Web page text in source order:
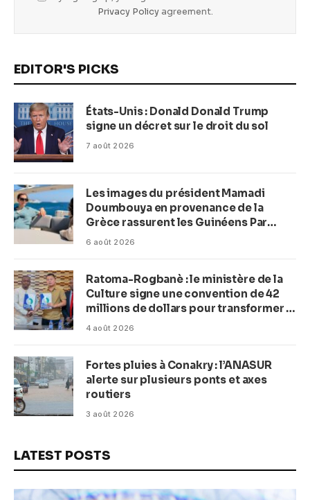
Privacy Policyagreement.
EDITOR'S PICKS
États-Unis : Donald Donald Trump
signe un décret sur le droit du sol
7 août 2026
Les images du président Mamadi
Doumbouya en provenance de la
Grèce rassurent les Guinéens Par
(Macka Baldé)
6 août 2026
Ratoma-Rogbanè : le ministère de la
Culture signe une convention de 42
millions de dollars pour transformer la
plage en complexe balnéaire
4 août 2026
Fortes pluies à Conakry : l’ANASUR
alerte sur plusieurs ponts et axes
routiers
3 août 2026
LATEST POSTS